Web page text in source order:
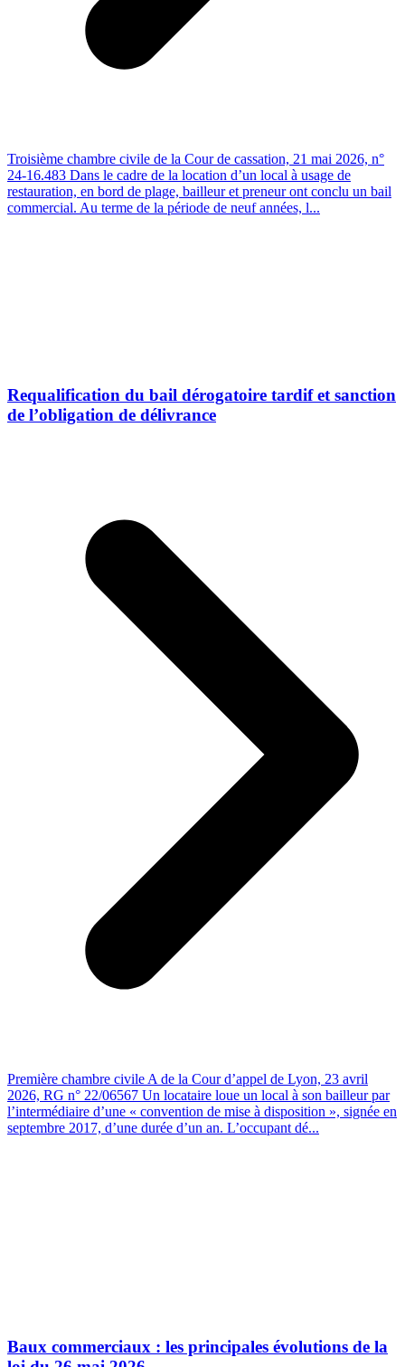
Troisième chambre civile de la Cour de cassation, 21 mai 2026, n°
24-16.483 Dans le cadre de la location d’un local à usage de
restauration, en bord de plage, bailleur et preneur ont conclu un bail
commercial. Au terme de la période de neuf années, l...
Requalification du bail dérogatoire tardif et sanction
de l’obligation de délivrance
Première chambre civile A de la Cour d’appel de Lyon, 23 avril
2026, RG n° 22/06567 Un locataire loue un local à son bailleur par
l’intermédiaire d’une « convention de mise à disposition », signée en
septembre 2017, d’une durée d’un an. L’occupant dé...
Baux commerciaux : les principales évolutions de la